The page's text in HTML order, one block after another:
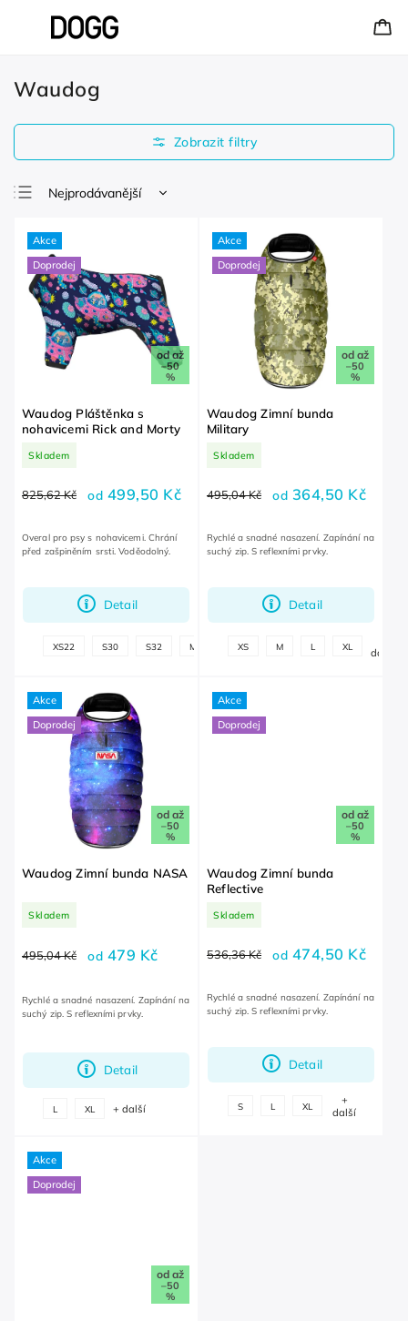
Waudog
Nejprodávanější
Nejdražší
Abecedně
Akce
Doprodej
odaž
–50
%
Waudog Pláštěnka s
nohavicemi Rick and Morty
Skladem
825,62 Kč od 499,50 Kč
Detail
Overal pro psy s nohavicemi. Chrání
před zašpiněním srsti. Voděodolný.
XS22 S30 S32 M35
další
Akce
Doprodej
od až
–50
%
Waudog Zimní bunda
Military
Skladem
495,04 Kč od 364,50 Kč
Detail
Rychlé a snadné nasazení. Zapínání na
suchý zip. S reflexními prvky.
XS M L XL
další
Akce
Doprodej
od až
–50
%
Waudog Zimní bunda NASA
Skladem
495,04 Kč od 479 Kč
Detail
Rychlé a snadné nasazení. Zapínání na
suchý zip. S reflexními prvky.
L XL + další
Akce
Doprodej
od až
–50
%
Waudog Zimní bunda
Reflective
Skladem
536,36 Kč od 474,50 Kč
Detail
Rychlé a snadné nasazení. Zapínání na
suchý zip. S reflexními prvky.
S L XL
+
další
Akce
Doprodej
od až
–50
%